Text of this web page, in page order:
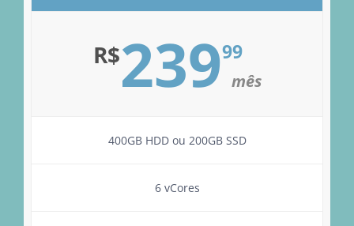
R$23999
mês
400GB HDD ou 200GB SSD
6 vCores